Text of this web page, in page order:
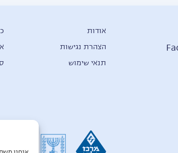
אודות
הצהרת נגישות
תנאי שימוש